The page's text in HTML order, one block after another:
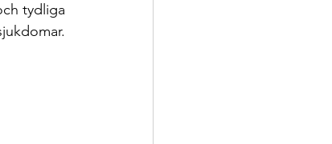
tydliga